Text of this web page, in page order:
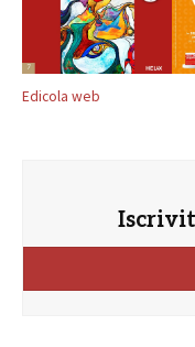
Edicola web